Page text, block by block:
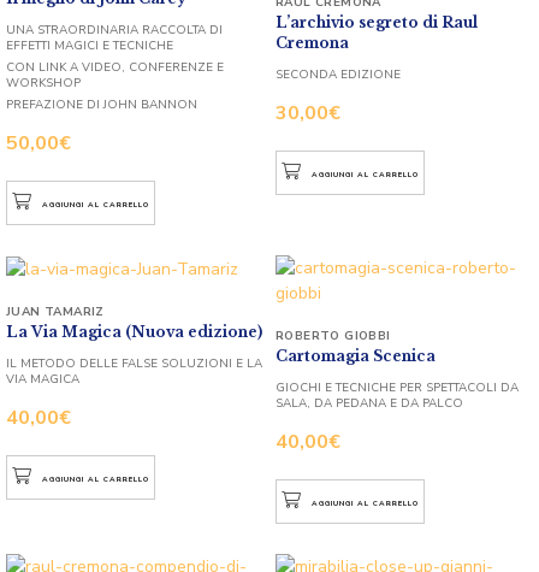
50,00€
UNA STRAORDINARIA RACCOLTA DI
EFFETTI MAGICI E TECNICHE
CON LINK A VIDEO, CONFERENZE E
WORKSHOP
PREFAZIONE DI JOHN BANNON
AGGIUNGI AL CARRELLO
L’archivio segreto di Raul
Cremona
30,00€
SECONDA EDIZIONE
AGGIUNGI AL CARRELLO
La Via Magica (Nuova edizione)
40,00€
JUAN TAMARIZ
IL METODO DELLE FALSE SOLUZIONI E LA
VIA MAGICA
AGGIUNGI AL CARRELLO
Cartomagia Scenica
40,00€
ROBERTO GIOBBI
GIOCHI E TECNICHE PER SPETTACOLI DA
SALA, DA PEDANA E DA PALCO
AGGIUNGI AL CARRELLO